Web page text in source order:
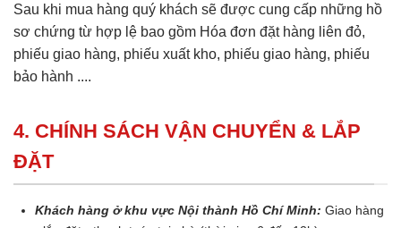
Sau khi mua hàng quý khách sẽ được cung cấp những hồ
sơ chứng từ hợp lệ bao gồm Hóa đơn đặt hàng liên đỏ,
phiếu giao hàng, phiếu xuất kho, phiếu giao hàng, phiếu
bảo hành ....
4. CHÍNH SÁCH VẬN CHUYỂN & LẮP
ĐẶT
Khách hàng ở khu vực Nội thành Hồ Chí Minh: Giao hàng